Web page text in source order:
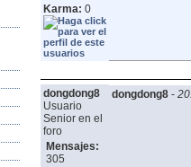
Karma: 0
dongdong8
Usuario
Senior en el
foro
Mensajes:
305
dongdong8-